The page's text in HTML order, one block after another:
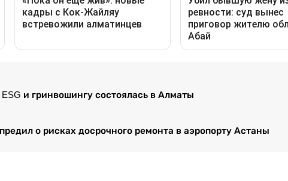
и гринвошингу состоялась в Алматы
о рисках досрочного ремонта в аэропорту Астаны